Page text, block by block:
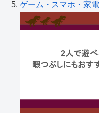
ゲーム・スマホ・家電